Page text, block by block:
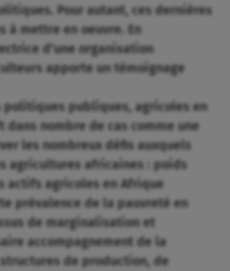
Pour autant, ces dernières
mettre en oeuvre. En
d’une organisation
apporte un témoignage
politiques publiques, agricoles en
nombre de cas comme une
les nombreux défis auxquels
agricultures africaines : poids
actifs agricoles en Afrique
prévalence de la pauvreté en
de marginalisation et
accompagnement de la
de production, de